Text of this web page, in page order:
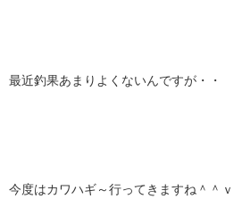
最近釣果あまりよくないんですが・・
今度はカワハギ～行ってきますね＾＾ｖ